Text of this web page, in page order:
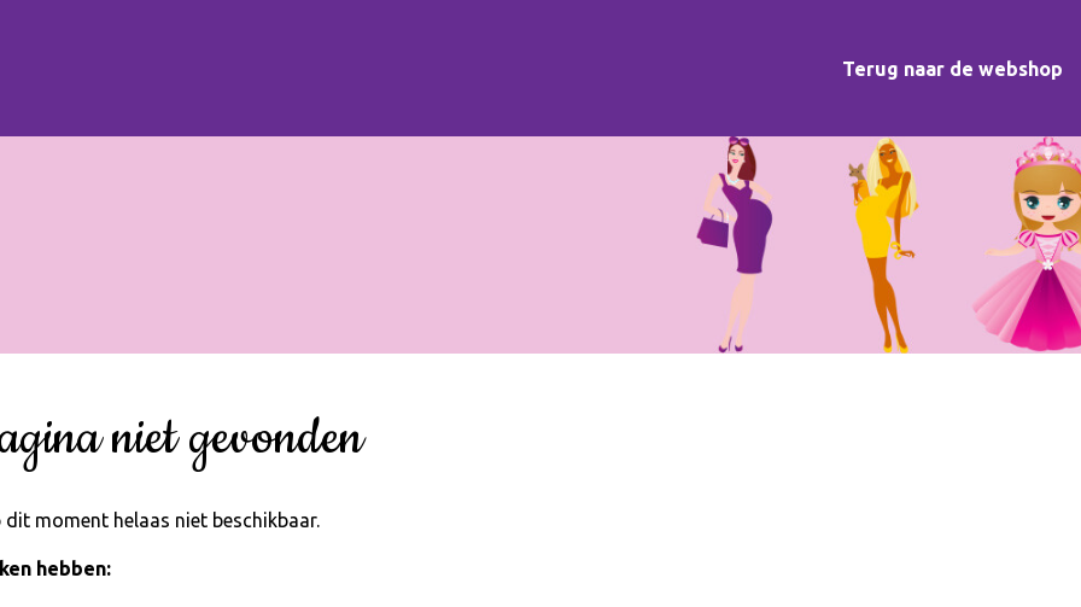
Terug naar de webshop
niet gevonden
moment helaas niet beschikbaar.
hebben: